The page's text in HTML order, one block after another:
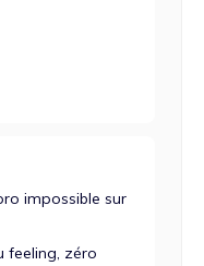
impossible sur
feeling, zéro